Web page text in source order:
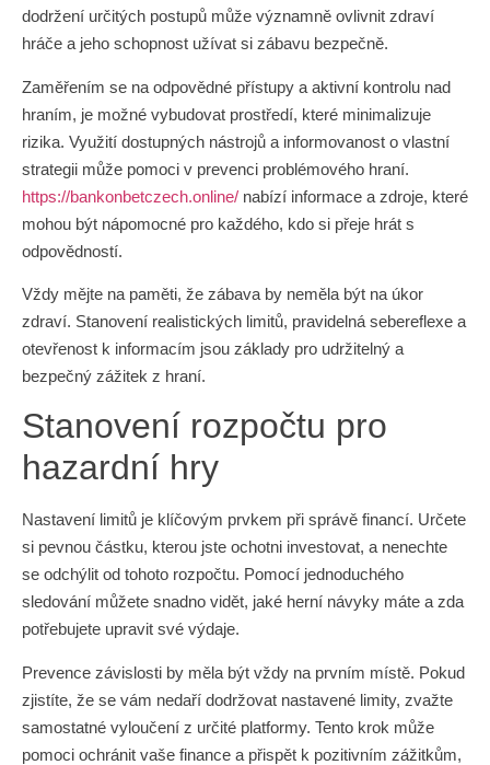
dodržení určitých postupů může významně ovlivnit zdraví
hráče a jeho schopnost užívat si zábavu bezpečně.
Zaměřením se na odpovědné přístupy a aktivní kontrolu nad
hraním, je možné vybudovat prostředí, které minimalizuje
rizika. Využití dostupných nástrojů a informovanost o vlastní
strategii může pomoci v prevenci problémového hraní.
https://bankonbetczech.online/ nabízí informace a zdroje, které
mohou být nápomocné pro každého, kdo si přeje hrát s
odpovědností.
Vždy mějte na paměti, že zábava by neměla být na úkor
zdraví. Stanovení realistických limitů, pravidelná sebereflexe a
otevřenost k informacím jsou základy pro udržitelný a
bezpečný zážitek z hraní.
Stanovení rozpočtu pro
hazardní hry
Nastavení limitů je klíčovým prvkem při správě financí. Určete
si pevnou částku, kterou jste ochotni investovat, a nenechte
se odchýlit od tohoto rozpočtu. Pomocí jednoduchého
sledování můžete snadno vidět, jaké herní návyky máte a zda
potřebujete upravit své výdaje.
Prevence závislosti by měla být vždy na prvním místě. Pokud
zjistíte, že se vám nedaří dodržovat nastavené limity, zvažte
samostatné vyloučení z určité platformy. Tento krok může
pomoci ochránit vaše finance a přispět k pozitivním zážitkům,